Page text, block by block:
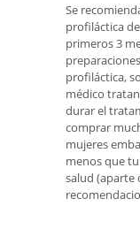
Se
profiláctica
primeros 3
profiláctica,
médico
durar el
comprar
mujeres
menos que
salud (aparte